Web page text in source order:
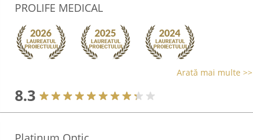
PROLIFE MEDICAL
Arată mai multe >>
8.3